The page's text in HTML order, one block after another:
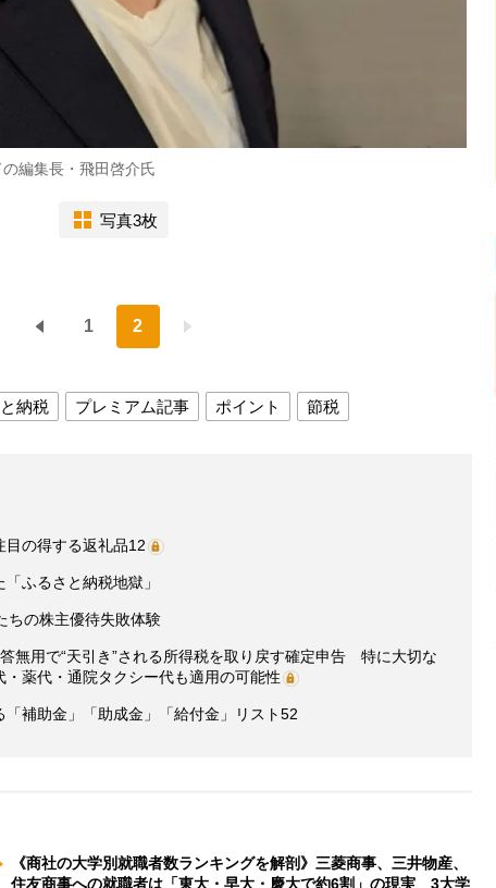
編集長・飛田啓介氏
写真3枚
1 2
納税 プレミアム記事 ポイント 節税
目の得する返礼品12
ふるさと納税地獄」
ちの株主優待失敗体験
無用で“天引き”される所得税を取り戻す確定申告 特に大切な
薬代・通院タクシー代も適用の可能性
「補助金」「助成金」「給付金」リスト52
《商社の大学別就職者数ランキングを解剖》三菱商事、三井物産、
住友商事への就職者は「東大・早大・慶大で約6割」の現実 3大学